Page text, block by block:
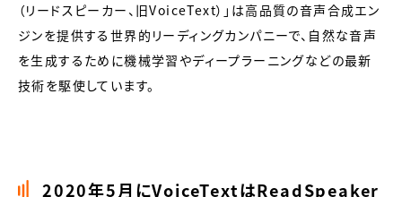
（リードスピーカー、旧VoiceText）」は高品質の音声合成エン
ジンを提供する世界的リーディングカンパニーで、自然な音声
を生成するために機械学習やディープラーニングなどの最新
技術を駆使しています。
2020年5月にVoiceTextはReadSpeaker